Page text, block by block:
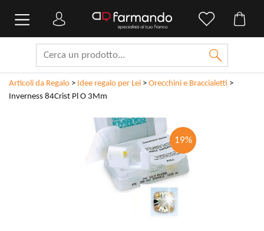
Articoli da Regalo > Idee regalo per Lei > Orecchini e Braccialetti >
Inverness 84Crist Pl O 3Mm
19%